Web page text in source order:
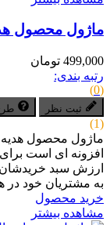
ماژول محصول
499,000 تومان
رتبه بندی:
(0)
ثبت نظر
(1)
ماژول محصول
افزونه ای است برای
ارزش سبد خریدشان.
به مشتریان خود
خرید محصول
مشاهده بیشتر